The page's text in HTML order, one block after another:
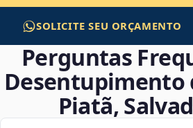
SOLICITE SEU ORÇAMENTO
Perguntas
Desentupimento
Piatã,